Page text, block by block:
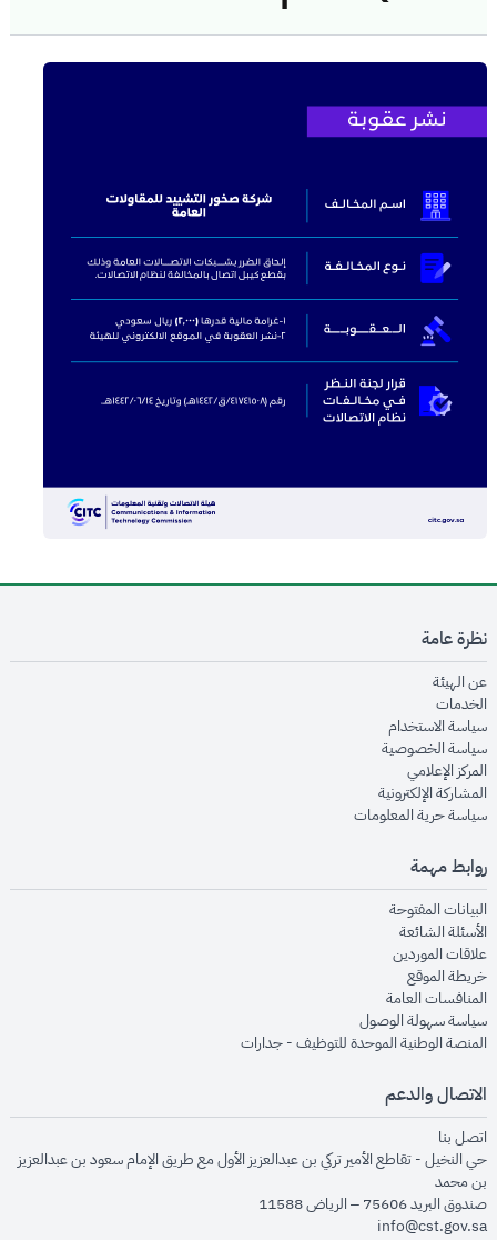
نظرة عامة
عن الهيئةopens in new window
الخدماتopens in new window
سياسة الاستخدام
سياسة الخصوصيةopens in new window
المركز الإعلاميopens in new window
المشاركة الإلكترونيةopens in new window
سياسة حرية المعلوماتopens in new window
روابط مهمة
البيانات المفتوحةopens in new window
الأسئلة الشائعةopens in new window
علاقات الموردينopens in new window
خريطة الموقعopens in new window
المنافسات العامةopens in new window
سياسة سهولة الوصولopens in new window
المنصة الوطنية الموحدة للتوظيف - جداراتopens in new window
الاتصال والدعم
اتصل بنا
حي النخيل - تقاطع الأمير تركي بن عبدالعزيز الأول مع طريق الإمام سعود بن عبدالعزيز
بن محمد
صندوق البريد 75606 – الرياض 11588
info@cst.gov.sa